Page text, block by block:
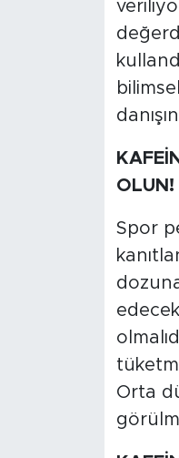
OLUN!
Spor
Orta